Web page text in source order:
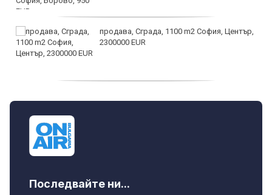
продава, Сграда, 1100 m2 София, Център,
2300000 EUR
Последвайте ни...